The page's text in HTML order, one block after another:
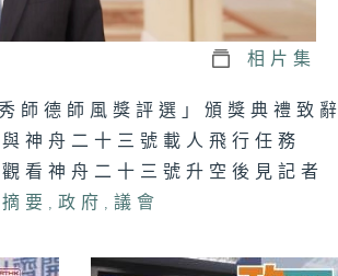
將軍澳南公園｜認
識海綿城市設計｜
公園都能化身成防
政正關你事：運輸
及物流局｜港車北
上＋ 粵車南下
過未？
相片集
師德師風獎評選」頒獎典禮致辭
神舟二十三號載人飛行任務
看神舟二十三號升空後見記者
要 ,政府 ,議會